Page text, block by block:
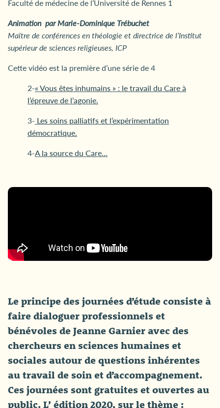
Faculté de médecine de l’Université de Rennes 1
Animation par Marie-Dominique Trébuchet
Maître de conférences en théologie et directrice de l’Institut
supérieur de sciences religieuses, ICP
Cette vidéo est la première d’une série de 4
2-« Vous êtes inhumains » : le travail du Care à
l’épreuve de l’agonie.
3- Les soins palliatifs et l’expérimentation
démocratique.
4-A la source du Care…
Le principe des journées d’étude consiste à
faire dialoguer professionnels et
bénévoles de Jeanne Garnier avec des
chercheurs en sciences humaines et
sociales autour de questions inhérentes
au travail de soin et d’accompagnement.
Ces journées sont gratuites et ouvertes au
public. L’ édition 2020, sur le thème :